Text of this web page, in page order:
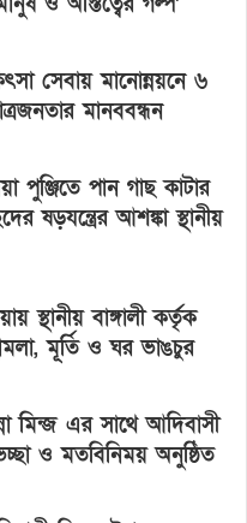
সেবায় মানোন্নয়নে ৬
মানববন্ধন
পুঞ্জিতে পান গাছ কাটার
ষড়যন্ত্রের আশঙ্কা স্থানীয়
স্থানীয় বাঙ্গালী কর্তৃক
মূর্তি ও ঘর ভাঙচুর
মিন্জ এর সাথে আদিবাসী
ও মতবিনিময় অনুষ্ঠিত